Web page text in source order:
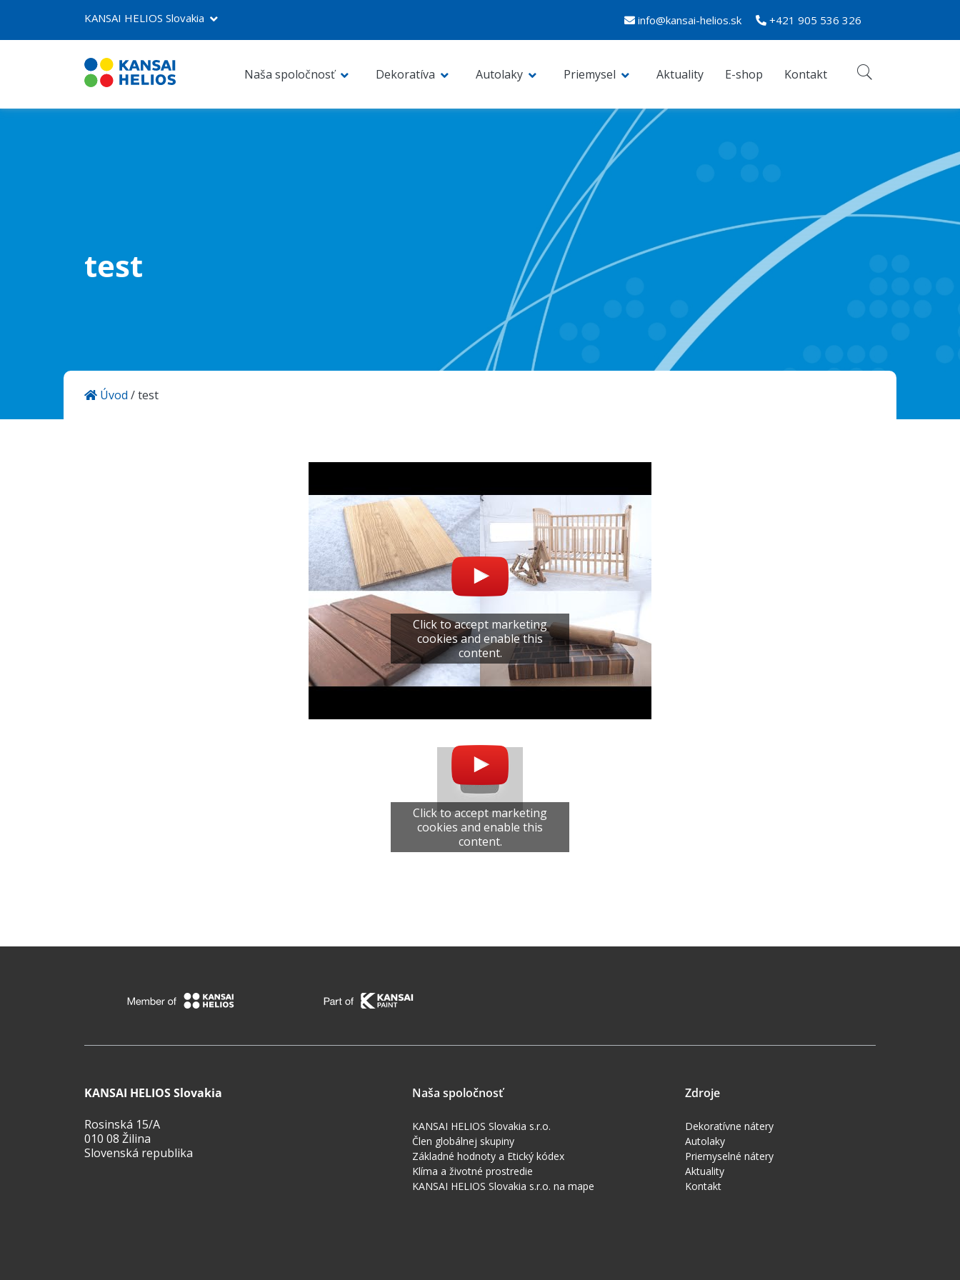
KANSAI HELIOS Slovakia info@kansai-helios.sk +421 905 536 326
Naša spoločnosť Dekoratíva Autolaky Priemysel Aktuality E-shop Kontakt
test
Úvod /test
Click to accept marketing
cookies and enable this
content.
Click to accept marketing
cookies and enable this
content.
KANSAI HELIOS Slovakia
Rosinská 15/A
010 08 Žilina
Slovenská republika
Naša spoločnosť
KANSAI HELIOS Slovakia s.r.o.
Člen globálnej skupiny
Základné hodnoty a Etický kódex
Klíma a životné prostredie
KANSAI HELIOS Slovakia s.r.o. na mape
Zdroje
Dekoratívne nátery
Autolaky
Priemyselné nátery
Aktuality
Kontakt